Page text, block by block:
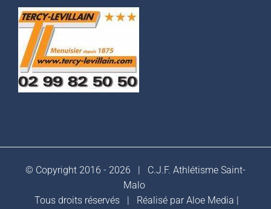
Malo
Tous droits réservés | Réalisé par
Mentions légales